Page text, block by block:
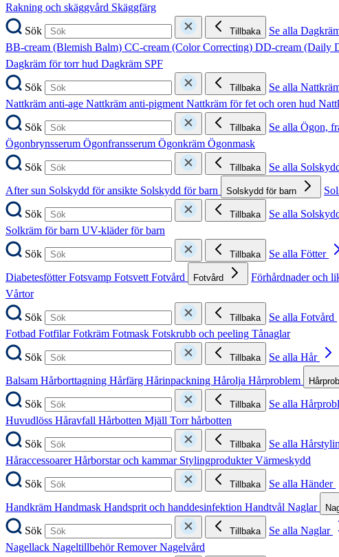
Rakning och skäggvård Skäggfärg
Sök
Tillbaka
Se alla
BB-cream (Blemish Balm) CC-cream (Color Correcting) DD-cream (Daily
Dagkräm för torr hud Dagkräm SPF
Sök
Tillbaka
Se alla
Nattkräm anti-age Nattkräm anti-pigment Nattkräm för fet och oren hud
Sök
Tillbaka
Se alla Ögon,
Ögonbrynsserum Ögonfransserum Ögonkräm Ögonmask
Sök
Tillbaka
Se alla
After sun Solskydd för ansikte Solskydd för barn Solskydd för barn
Sök
Tillbaka
Se alla
Solkräm för barn UV-kläder för barn
Sök
Tillbaka
Se alla Fötter
DiabetesfötterFotsvamp Fotsvett Fotvård Fotvård Förhårdnader och
Vårtor
Sök
Tillbaka
Se alla Fotvård
Fotbad FotfilarFotkräm Fotmask Fotskrubb och peeling Tånaglar
Sök
Tillbaka
Se alla Hår
Balsam Hårborttagning Hårfärg Hårinpackning Hårolja Hårproblem
Sök
Tillbaka
Se alla
Huvudlöss Håravfall Hårbotten Mjäll Torr hårbotten
Sök
Tillbaka
Se alla
HåraccessoarerHårborstar och kammar StylingprodukterVärmeskydd
Sök
Tillbaka
Se alla Händer
Handkräm Handmask Handsprit och handdesinfektion Handtvål Naglar
Sök
Tillbaka
Se alla Naglar
Nagellack NageltillbehörRemoverNagelvård